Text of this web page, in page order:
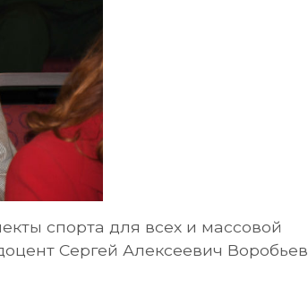
спорта для всех и массовой
Сергей Алексеевич Воробьев